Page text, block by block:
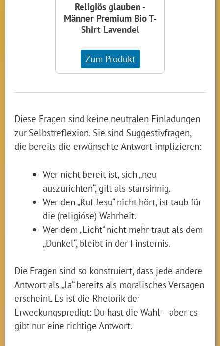
Religiös glauben -
Männer Premium Bio T-
Shirt Lavendel
Zum Produkt
Diese Fragen sind keine neutralen Einladungen
zur Selbstreflexion. Sie sind Suggestivfragen,
die bereits die erwünschte Antwort implizieren:
Wer nicht bereit ist, sich „neu
auszurichten“, gilt als starrsinnig.
Wer den „Ruf Jesu“ nicht hört, ist taub für
die (religiöse) Wahrheit.
Wer dem „Licht“ nicht mehr traut als dem
„Dunkel“, bleibt in der Finsternis.
Die Fragen sind so konstruiert, dass jede andere
Antwort als „Ja“ bereits als moralisches Versagen
erscheint. Es ist die Rhetorik der
Erweckungspredigt: Du hast die Wahl – aber es
gibt nur eine richtige Antwort.